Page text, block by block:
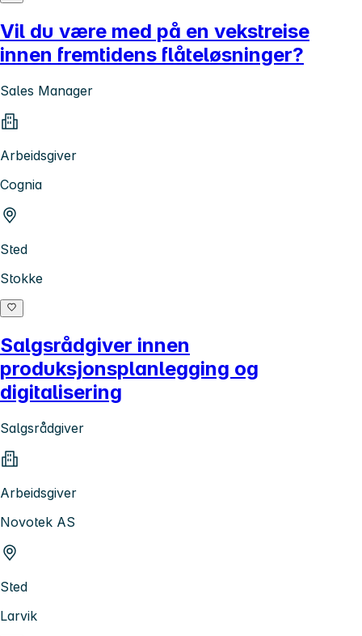
Vil du være med på en vekstreise
innen fremtidens flåteløsninger?
Sales Manager
Arbeidsgiver
Cognia
Sted
Stokke
Salgsrådgiver innen
produksjonsplanlegging og
digitalisering
Salgsrådgiver
Arbeidsgiver
Novotek AS
Sted
Larvik